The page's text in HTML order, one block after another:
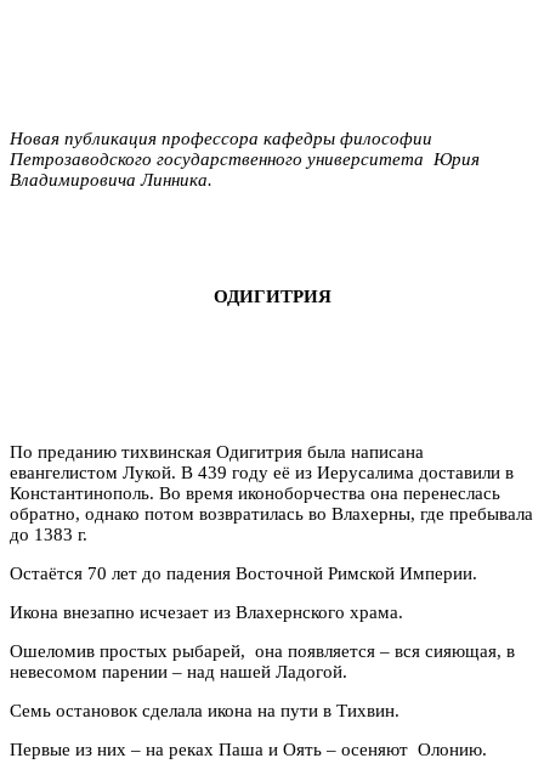
Новая публикация профессора кафедры философии
Петрозаводского государственного университета Юрия
Владимировича Линника.
ОДИГИТРИЯ
По преданию тихвинская Одигитрия была написана
евангелистом Лукой. В 439 году её из Иерусалима доставили в
Константинополь. Во время иконоборчества она перенеслась
обратно, однако потом возвратилась во Влахерны, где пребывала
до 1383 г.
Остаётся 70 лет до падения Восточной Римской Империи.
Икона внезапно исчезает из Влахернского храма.
Ошеломив простых рыбарей, она появляется – вся сияющая, в
невесомом парении – над нашей Ладогой.
Семь остановок сделала икона на пути в Тихвин.
Первые из них – на реках Паша и Оять – осеняют Олонию.